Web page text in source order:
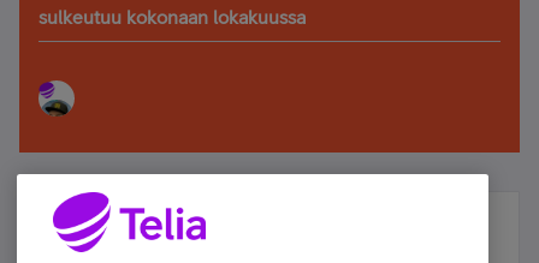
sulkeutuu kokonaan lokakuussa
Älä jää paitsi – osallistu ja voita!